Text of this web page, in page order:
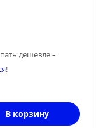
дешевле –
!
В корзину